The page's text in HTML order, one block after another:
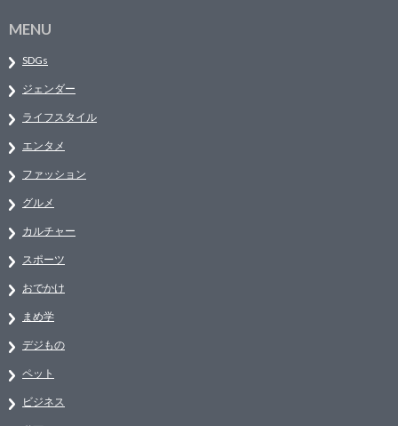
MENU
SDGs
ジェンダー
ライフスタイル
エンタメ
ファッション
グルメ
カルチャー
スポーツ
おでかけ
まめ学
デジもの
ペット
ビジネス